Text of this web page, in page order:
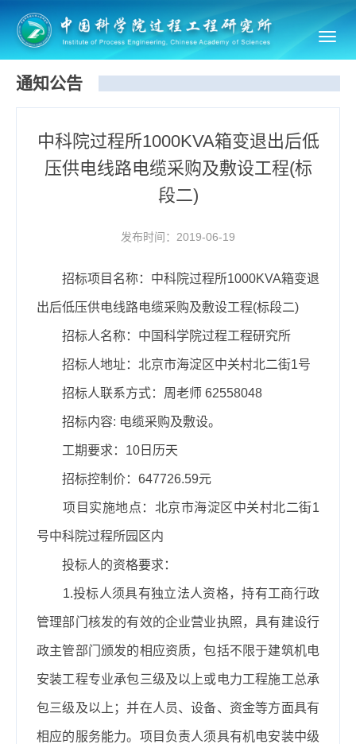
通知公告
中科院过程所1000KVA箱变退出后低
压供电线路电缆采购及敷设工程(标
段二)
发布时间：2019-06-19
招标项目名称：中科院过程所1000KVA箱变退
出后低压供电线路电缆采购及敷设工程(标段二)
招标人名称：中国科学院过程工程研究所
招标人地址：北京市海淀区中关村北二街1号
招标人联系方式：周老师 62558048
招标内容: 电缆采购及敷设。
工期要求：10日历天
招标控制价：647726.59元
项目实施地点：北京市海淀区中关村北二街1
号中科院过程所园区内
投标人的资格要求：
1.投标人须具有独立法人资格，持有工商行政
管理部门核发的有效的企业营业执照，具有建设行
政主管部门颁发的相应资质，包括不限于建筑机电
安装工程专业承包三级及以上或电力工程施工总承
包三级及以上；并在人员、设备、资金等方面具有
相应的服务能力。项目负责人须具有机电安装中级